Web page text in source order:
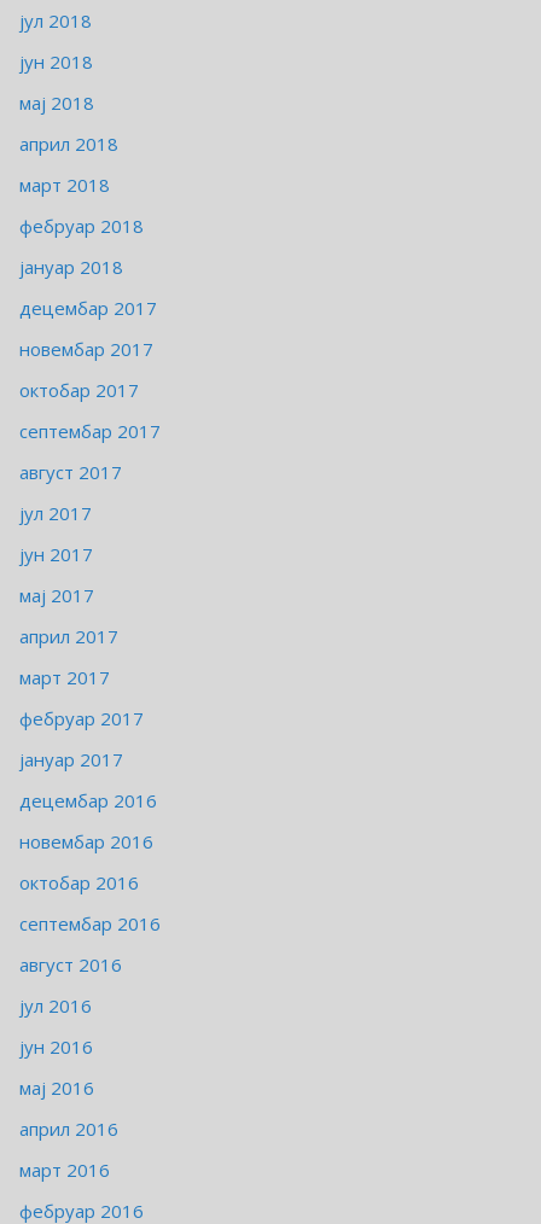
јул 2018
јун 2018
мај 2018
април 2018
март 2018
фебруар 2018
јануар 2018
децембар 2017
новембар 2017
октобар 2017
септембар 2017
август 2017
јул 2017
јун 2017
мај 2017
април 2017
март 2017
фебруар 2017
јануар 2017
децембар 2016
новембар 2016
октобар 2016
септембар 2016
август 2016
јул 2016
јун 2016
мај 2016
април 2016
март 2016
фебруар 2016